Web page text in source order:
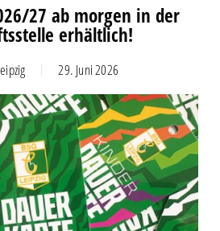
27 ab morgen in der
erhältlich!
29. Juni 2026